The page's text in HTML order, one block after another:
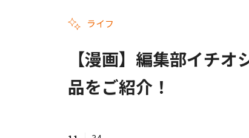
ライフ
【漫画】編集部イチ
品をご紹介！